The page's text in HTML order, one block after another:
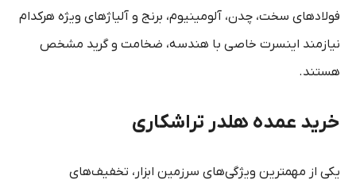
فولادهای سخت، چدن، آلومینیوم، برنج و آلیاژهای ویژه هرکدام
نیازمند اینسرت خاصی با هندسه، ضخامت و گرید مشخص
هستند.
خرید عمده هلدر تراشکاری
یکی از مهمترین ویژگی‌های سرزمین ابزار، تخفیف‌های